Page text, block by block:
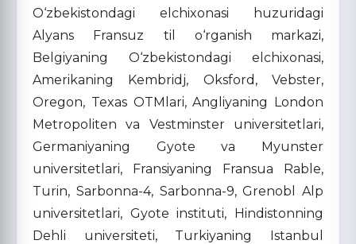
O‘zbekistondagi elchixonasi huzuridagi
Alyans Fransuz til o‘rganish markazi,
Belgiyaning O‘zbekistondagi elchixonasi,
Amerikaning Kembridj, Oksford, Vebster,
Oregon, Texas OTMlari, Angliyaning London
Metropoliten va Vestminster universitetlari,
Germaniyaning Gyote va Myunster
universitetlari, Fransiyaning Fransua Rable,
Turin, Sarbonna-4, Sarbonna-9, Grenobl Alp
universitetlari, Gyote instituti, Hindistonning
Dehli universiteti, Turkiyaning Istanbul